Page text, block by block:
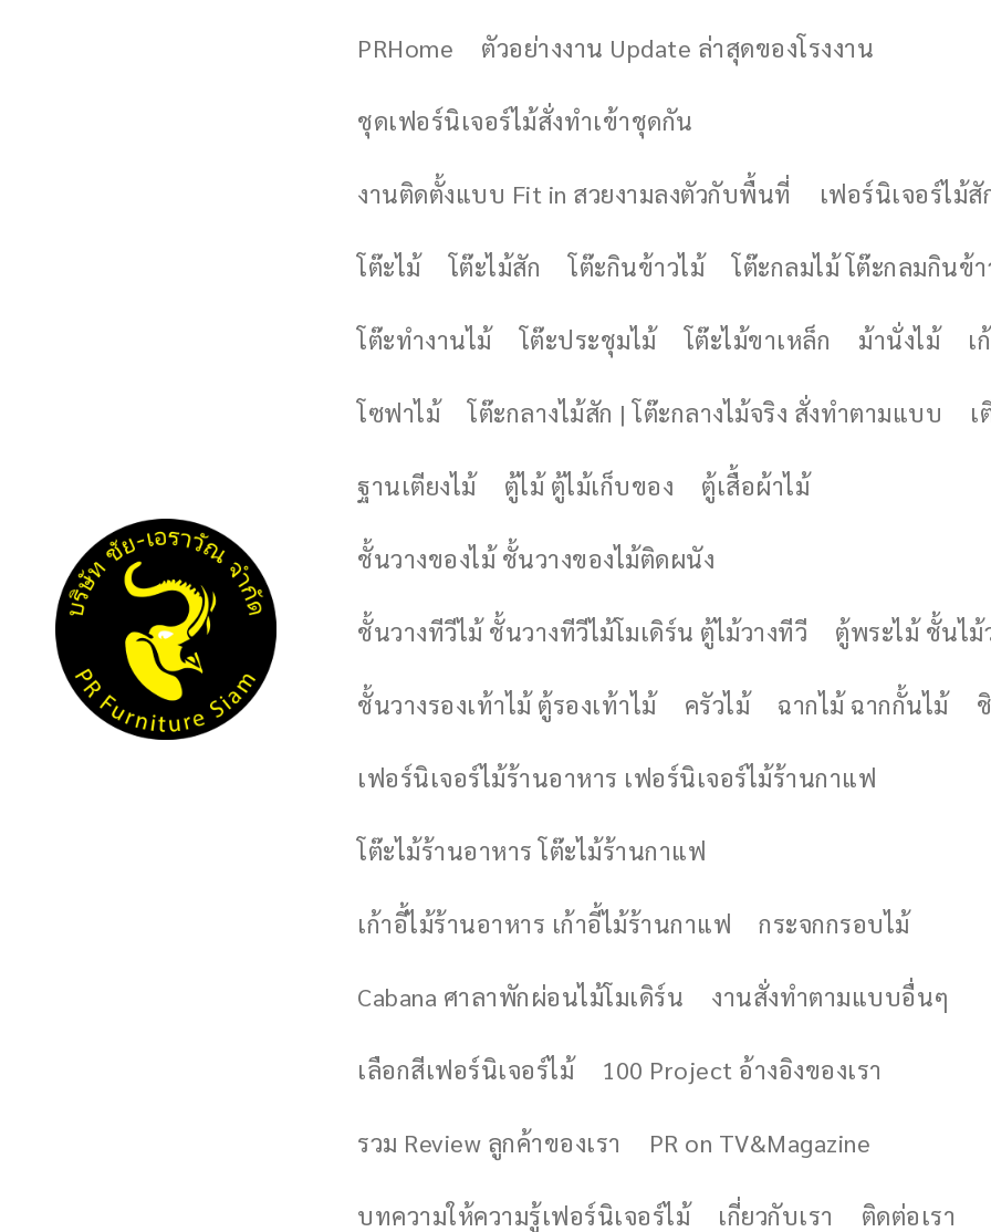
PRHome ตัวอย่างงาน Update ล่าสุดของโรงงาน
ชุดเฟอร์นิเจอร์ไม้สั่งทำเข้าชุดกัน
งานติดตั้งแบบ Fit in สวยงามลงตัวกับพื้นที่ เฟอร์นิเจอร์ไม้สั
โต๊ะไม้ โต๊ะไม้สัก โต๊ะกินข้าวไม้ โต๊ะกลมไม้ โต๊ะกลมกินข้า
โต๊ะทำงานไม้ โต๊ะประชุมไม้ โต๊ะไม้ขาเหล็ก ม้านั่งไม้ เ
โซฟาไม้ โต๊ะกลางไม้สัก | โต๊ะกลางไม้จริง สั่งทำตามแบบ เ
ฐานเตียงไม้ ตู้ไม้ ตู้ไม้เก็บของ ตู้เสื้อผ้าไม้
ชั้นวางของไม้ ชั้นวางของไม้ติดผนัง
ชั้นวางทีวีไม้ ชั้นวางทีวีไม้โมเดิร์น ตู้ไม้วางทีวี ตู้พระไม้ ชั้นไม้
ชั้นวางรองเท้าไม้ ตู้รองเท้าไม้ ครัวไม้ ฉากไม้ ฉากกั้นไม้
เฟอร์นิเจอร์ไม้ร้านอาหาร เฟอร์นิเจอร์ไม้ร้านกาแฟ
โต๊ะไม้ร้านอาหาร โต๊ะไม้ร้านกาแฟ
เก้าอี้ไม้ร้านอาหาร เก้าอี้ไม้ร้านกาแฟ กระจกกรอบไม้
Cabana ศาลาพักผ่อนไม้โมเดิร์น งานสั่งทำตามแบบอื่นๆ
เลือกสีเฟอร์นิเจอร์ไม้ 100 Project อ้างอิงของเรา
รวม Review ลูกค้าของเรา PR on TV&Magazine
บทความให้ความรู้เฟอร์นิเจอร์ไม้ เกี่ยวกับเรา ติดต่อเรา